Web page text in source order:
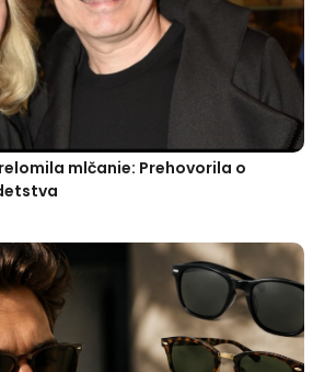
mlčanie: Prehovorila o